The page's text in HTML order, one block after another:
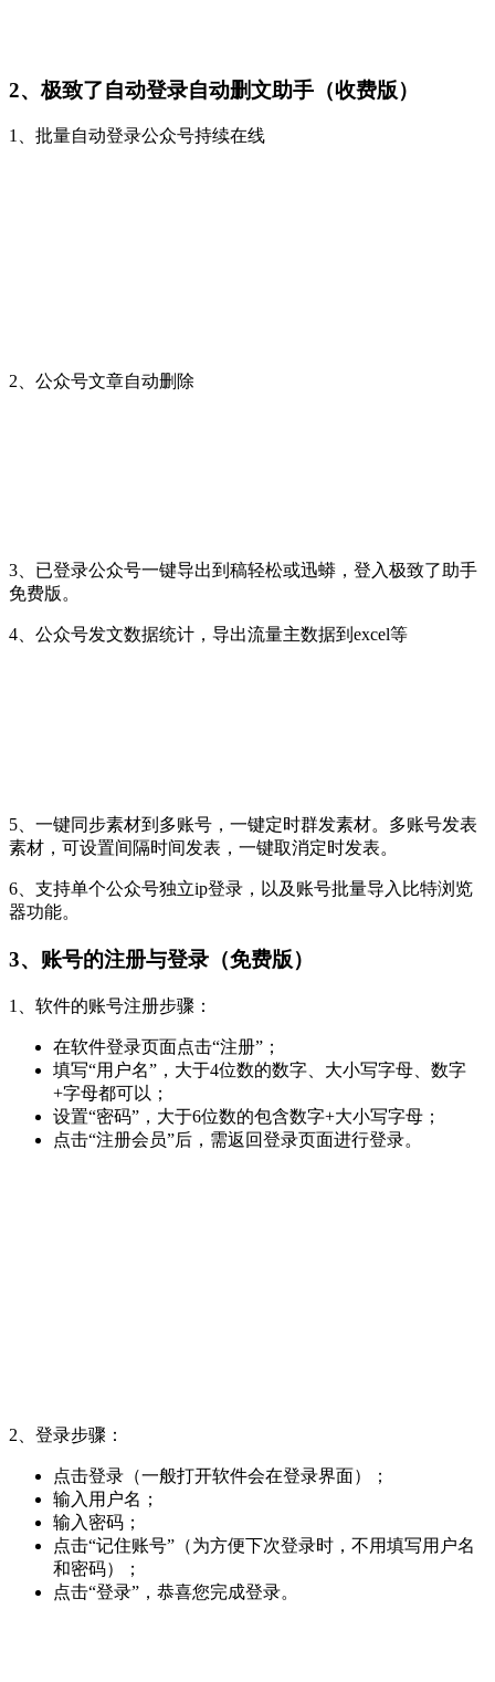
2、极致了自动登录自动删文助手（收费版）
1、批量自动登录公众号持续在线
2、公众号文章自动删除
3、已登录公众号一键导出到稿轻松或迅蟒，登入极致了助手
免费版。
4、公众号发文数据统计，导出流量主数据到excel等
5、一键同步素材到多账号，一键定时群发素材。多账号发表
素材，可设置间隔时间发表，一键取消定时发表。
6、支持单个公众号独立ip登录，以及账号批量导入比特浏览
器功能。
3、账号的注册与登录（免费版）
1、软件的账号注册步骤：
在软件登录页面点击“注册”；
填写“用户名”，大于4位数的数字、大小写字母、数字
+字母都可以；
设置“密码”，大于6位数的包含数字+大小写字母；
点击“注册会员”后，需返回登录页面进行登录。
2、登录步骤：
点击登录（一般打开软件会在登录界面）；
输入用户名；
输入密码；
点击“记住账号”（为方便下次登录时，不用填写用户名
和密码）；
点击“登录”，恭喜您完成登录。